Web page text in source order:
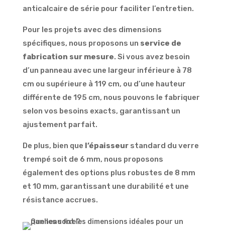
anticalcaire de série pour faciliter l’entretien.
Pour les projets avec des dimensions
spécifiques, nous proposons un service de
fabrication sur mesure. Si vous avez besoin
d’un panneau avec une largeur inférieure à 78
cm ou supérieure à 119 cm, ou d’une hauteur
différente de 195 cm, nous pouvons le fabriquer
selon vos besoins exacts, garantissant un
ajustement parfait.
De plus, bien que l’épaisseurstandard du verre
trempé soit de 6 mm, nous proposons
également des options plus robustes de 8 mm
et 10 mm, garantissant une durabilité et une
résistance accrues.